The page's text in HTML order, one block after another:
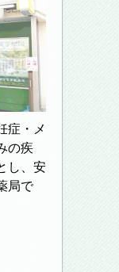
症・メ
の疾
し、安
局で